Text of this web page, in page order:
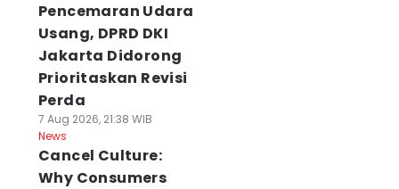
Pencemaran Udara
Usang, DPRD DKI
Jakarta Didorong
Prioritaskan Revisi
Perda
7 Aug 2026, 21:38 WIB
News
Cancel Culture:
Why Consumers